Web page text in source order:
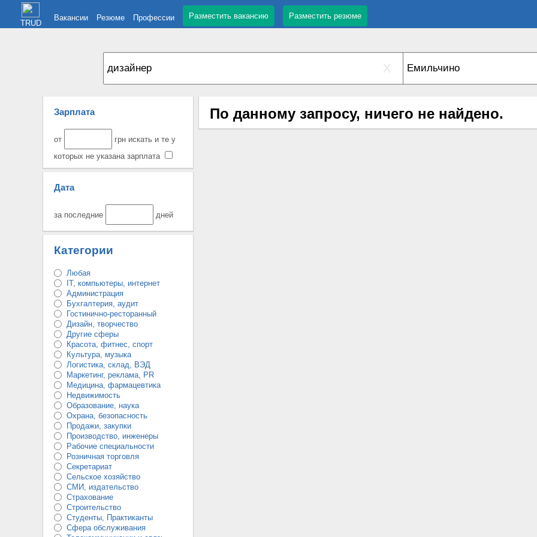
TRUD
Вакансии Резюме Профессии Разместить вакансию Разместить резюме
X
Зарплата
от
грн искать и те у
которых не указана зарплата
Дата
за последние дней
Категории
Любая
IT, компьютеры, интернет
Администрация
Бухгалтерия, аудит
Гостинично-ресторанный
Дизайн, творчество
Другие сферы
Красота, фитнес, спорт
Культура, музыка
Логистика, склад, ВЭД
Маркетинг, реклама, PR
Медицина, фармацевтика
Недвижимость
Образование, наука
Охрана, безопасность
Продажи, закупки
Производство, инженеры
Рабочие специальности
Розничная торговля
Секретариат
Сельское хозяйство
СМИ, издательство
Страхование
Строительство
Студенты, Практиканты
Сфера обслуживания
По данному запросу, ничего не найдено.